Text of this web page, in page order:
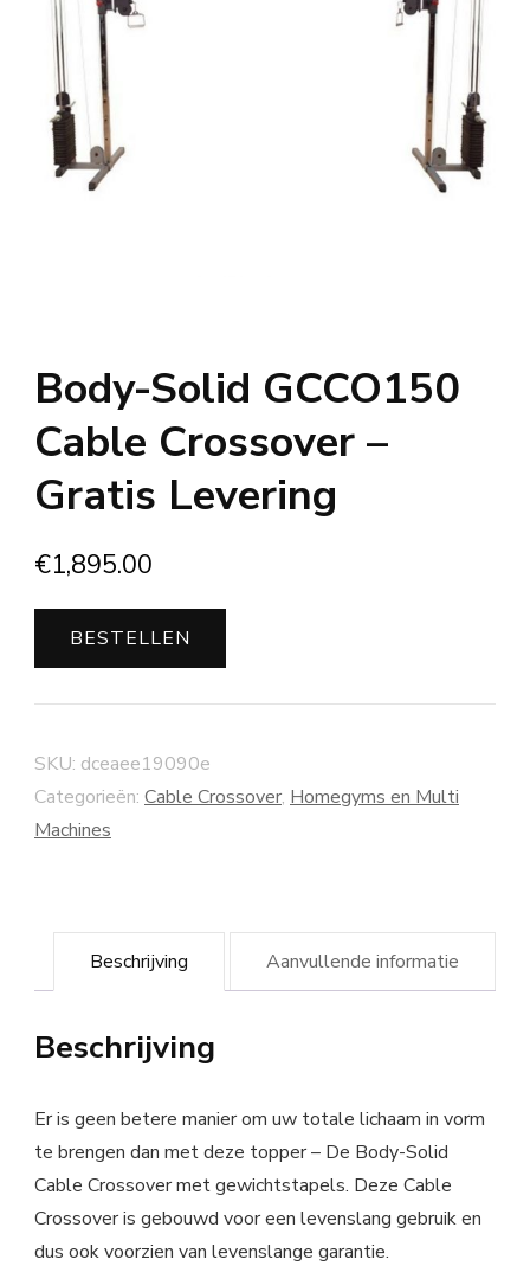
Body-Solid GCCO150
Cable Crossover –
Gratis Levering
€1,895.00
BESTELLEN
SKU: dceaee19090e
Categorieën: Cable Crossover, Homegyms en Multi
Machines
Beschrijving Aanvullende informatie
Beschrijving
Er is geen betere manier om uw totale lichaam in vorm
te brengen dan met deze topper – De Body-Solid
Cable Crossover met gewichtstapels. Deze Cable
Crossover is gebouwd voor een levenslang gebruik en
dus ook voorzien van levenslange garantie.